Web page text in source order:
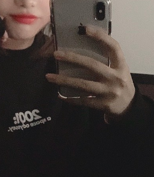
INFORMATION
2026.02.05
新たな才能を発掘し
リエイターを育成す
「Star Creation